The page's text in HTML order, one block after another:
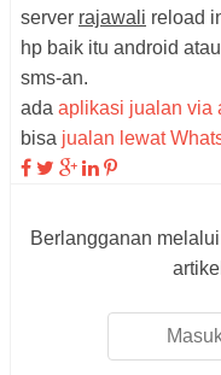
server rajawali reload
hp baik itu android
sms-an.
ada aplikasi jualan via
bisa jualan lewat
Berlangganan